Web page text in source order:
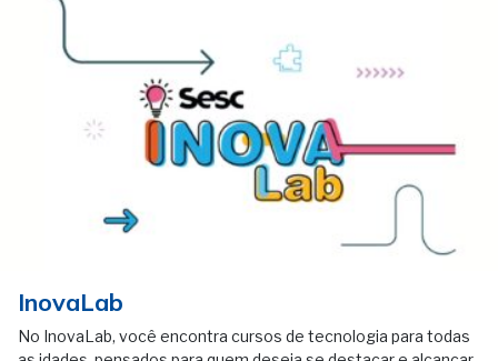
InovaLab
No InovaLab, você encontra cursos de tecnologia para todas